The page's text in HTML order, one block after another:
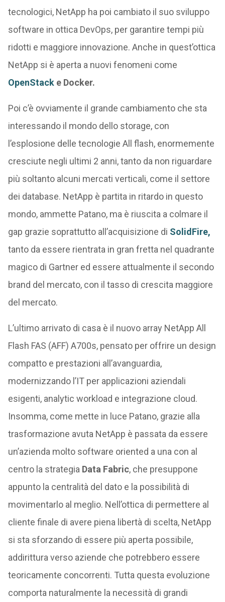
tecnologici, NetApp ha poi cambiato il suo sviluppo
software in ottica DevOps, per garantire tempi più
ridotti e maggiore innovazione. Anche in quest’ottica
NetApp si è aperta a nuovi fenomeni come
OpenStacke Docker.
Poi c’è ovviamente il grande cambiamento che sta
interessando il mondo dello storage, con
l’esplosione delle tecnologie All flash, enormemente
cresciute negli ultimi 2 anni, tanto da non riguardare
più soltanto alcuni mercati verticali, come il settore
dei database. NetApp è partita in ritardo in questo
mondo, ammette Patano, ma è riuscita a colmare il
gap grazie soprattutto all’acquisizione di SolidFire,
tanto da essere rientrata in gran fretta nel quadrante
magico di Gartner ed essere attualmente il secondo
brand del mercato, con il tasso di crescita maggiore
del mercato.
L’ultimo arrivato di casa è il nuovo array NetApp All
Flash FAS (AFF) A700s, pensato per offrire un design
compatto e prestazioni all’avanguardia,
modernizzando l’IT per applicazioni aziendali
esigenti, analytic workload e integrazione cloud.
Insomma, come mette in luce Patano, grazie alla
trasformazione avuta NetApp è passata da essere
un’azienda molto software oriented a una con al
centro la strategia Data Fabric, che presuppone
appunto la centralità del dato e la possibilità di
movimentarlo al meglio. Nell’ottica di permettere al
cliente finale di avere piena libertà di scelta, NetApp
si sta sforzando di essere più aperta possibile,
addirittura verso aziende che potrebbero essere
teoricamente concorrenti. Tutta questa evoluzione
comporta naturalmente la necessità di grandi